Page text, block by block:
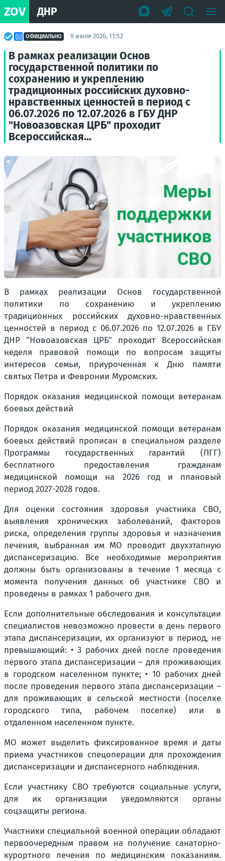
ZOV ДНР
ОФИЦИАЛЬНО 9 июля 2026, 11:52
В рамках реализации Основ
государственной политики по
сохранению и укреплению
традиционных российских духовно-
нравственных ценностей в период с
06.07.2026 по 12.07.2026 в ГБУ ДНР
"Новоазовская ЦРБ" проходит
Всероссийская...
В рамках реализации Основ государственной
политики по сохранению и укреплению
традиционных российских духовно-нравственных
ценностей в период с 06.07.2026 по 12.07.2026 в ГБУ
ДНР "Новоазовская ЦРБ" проходит Всероссийская
неделя правовой помощи по вопросам защиты
интересов семьи, приуроченная к Дню памяти
святых Петра и Февронии Муромских.
Порядок оказания медицинской помощи ветеранам
боевых действий
Порядок оказания медицинской помощи ветеранам
боевых действий прописан в специальном разделе
Программы государственных гарантий (ПГГ)
бесплатного предоставления гражданам
медицинской помощи на 2026 год и плановый
период 2027-2028 годов.
Для оценки состояния здоровья участника СВО,
выявления хронических заболеваний, факторов
риска, определения группы здоровья и назначения
лечения, выбранная им МО проводит двухэтапную
диспансеризацию. Все необходимые мероприятия
должны быть организованы в течение 1 месяца с
момента получения данных об участнике СВО и
проведены в рамках 1 рабочего дня.
Если дополнительные обследования и консультации
специалистов невозможно провести в день первого
этапа диспансеризации, их организуют в период, не
превышающий: • 3 рабочих дней после проведения
первого этапа диспансеризации – для проживающих
в городском населенном пункте; • 10 рабочих дней
после проведения первого этапа диспансеризации –
для проживающих в сельской местности (поселке
городского типа, рабочем поселке) или в
отдаленном населенном пункте.
МО может выделить фиксированное время и даты
приема участников спецоперации для прохождения
диспансеризации и диспансерного наблюдения.
Если участнику СВО требуются социальные услуги,
для их организации уведомляются органы
соцзащиты региона.
Участники специальной военной операции обладают
первоочередным правом на получение санаторно-
курортного лечения по медицинским показаниям.